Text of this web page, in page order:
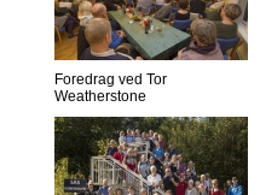
Foredrag ved Tor
Weatherstone